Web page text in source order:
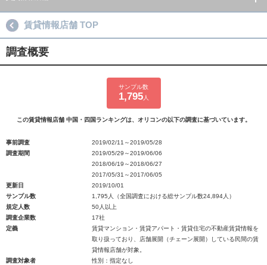
賃貸情報店舗 TOP
調査概要
サンプル数
1,795人
この賃貸情報店舗 中国・四国ランキングは、オリコンの以下の調査に基づいています。
事前調査
2019/02/11～2019/05/28
調査期間
2019/05/29～2019/06/06
2018/06/19～2018/06/27
2017/05/31～2017/06/05
更新日
2019/10/01
サンプル数
1,795人（全国調査における総サンプル数24,894人）
規定人数
50人以上
調査企業数
17社
定義
賃貸マンション・賃貸アパート・賃貸住宅の不動産賃貸情報を
取り扱っており、店舗展開（チェーン展開）している民間の賃
貸情報店舗が対象。
調査対象者
性別：指定なし